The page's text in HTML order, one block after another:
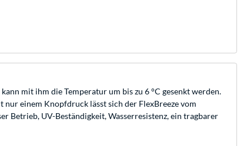
mit ihm die Temperatur um bis zu 6 °C gesenkt werden.
einem Knopfdruck lässt sich der FlexBreeze vom
Betrieb, UV-Beständigkeit, Wasserresistenz, ein tragbarer